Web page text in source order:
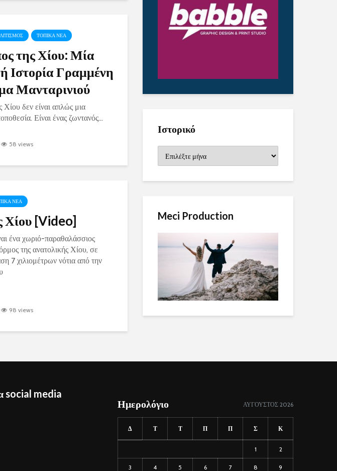
ΤΟΠΙΚΑ ΝΕΑ
της Χίου: Μία
Ιστορία Γραμμένη
Μανταρινιού
δεν είναι απλώς μια
Είναι ένας ζωντανός...
58 views
ΝΕΑ
[Video]
ένα χωριό-παραθαλάσσιος
της ανατολικής Χίου, σε
7 χιλιομέτρων νότια από την
98 views
Ιστορικό
Meci Production
social media
Ημερολόγιο ΑΎΓΟΥΣΤΟΣ 2026
Δ Τ Τ Π Π Σ Κ
1 2
3 4 5 6 7 8 9